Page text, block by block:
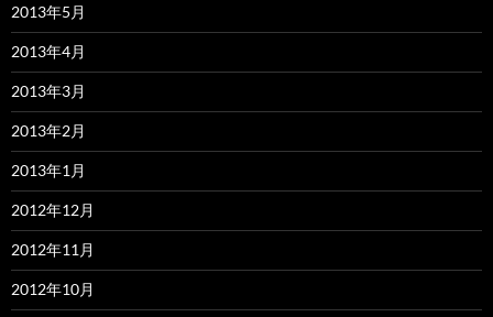
2013年5月
2013年4月
2013年3月
2013年2月
2013年1月
2012年12月
2012年11月
2012年10月